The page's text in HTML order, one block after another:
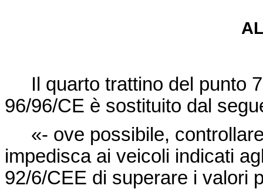
Il quarto trattino del punto
96/96/CE è sostituito dal
«- ove possibile,
impedisca ai veicoli indicati
92/6/CEE di superare i valori